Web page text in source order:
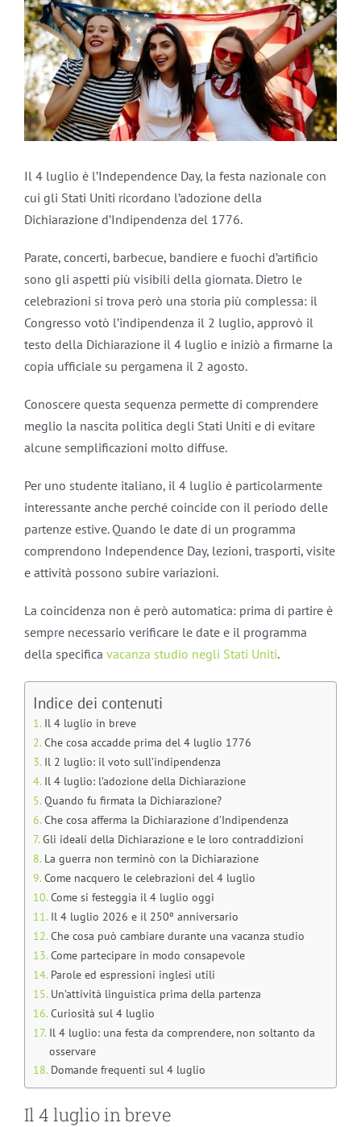
Il 4 luglio è l’Independence Day, la festa nazionale con
cui gli Stati Uniti ricordano l’adozione della
Dichiarazione d’Indipendenza del 1776.
Parate, concerti, barbecue, bandiere e fuochi d’artificio
sono gli aspetti più visibili della giornata. Dietro le
celebrazioni si trova però una storia più complessa: il
Congresso votò l’indipendenza il 2 luglio, approvò il
testo della Dichiarazione il 4 luglio e iniziò a firmarne la
copia ufficiale su pergamena il 2 agosto.
Conoscere questa sequenza permette di comprendere
meglio la nascita politica degli Stati Uniti e di evitare
alcune semplificazioni molto diffuse.
Per uno studente italiano, il 4 luglio è particolarmente
interessante anche perché coincide con il periodo delle
partenze estive. Quando le date di un programma
comprendono Independence Day, lezioni, trasporti, visite
e attività possono subire variazioni.
La coincidenza non è però automatica: prima di partire è
sempre necessario verificare le date e il programma
della specifica vacanza studio negli Stati Uniti.
Indice dei contenuti
Il 4 luglio in breve
Che cosa accadde prima del 4 luglio 1776
Il 2 luglio: il voto sull’indipendenza
Il 4 luglio: l’adozione della Dichiarazione
Quando fu firmata la Dichiarazione?
Che cosa afferma la Dichiarazione d’Indipendenza
Gli ideali della Dichiarazione e le loro contraddizioni
La guerra non terminò con la Dichiarazione
Come nacquero le celebrazioni del 4 luglio
Come si festeggia il 4 luglio oggi
Il 4 luglio 2026 e il 250º anniversario
Che cosa può cambiare durante una vacanza studio
Come partecipare in modo consapevole
Parole ed espressioni inglesi utili
Un’attività linguistica prima della partenza
Curiosità sul 4 luglio
Il 4 luglio: una festa da comprendere, non soltanto da
osservare
Domande frequenti sul 4 luglio
Il 4 luglio in breve